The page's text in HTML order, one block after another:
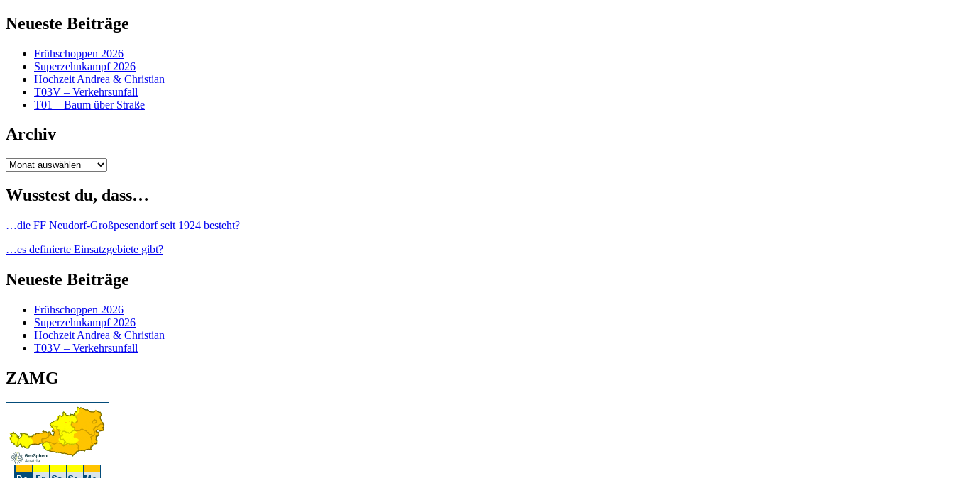
Neueste Beiträge
Frühschoppen 2026
Superzehnkampf 2026
Hochzeit Andrea & Christian
T03V – Verkehrsunfall
T01 – Baum über Straße
Archiv
Archiv
Wusstest du, dass…
…die FF Neudorf-Großpesendorf seit 1924 besteht?
…es definierte Einsatzgebiete gibt?
Neueste Beiträge
Frühschoppen 2026
Superzehnkampf 2026
Hochzeit Andrea & Christian
T03V – Verkehrsunfall
ZAMG